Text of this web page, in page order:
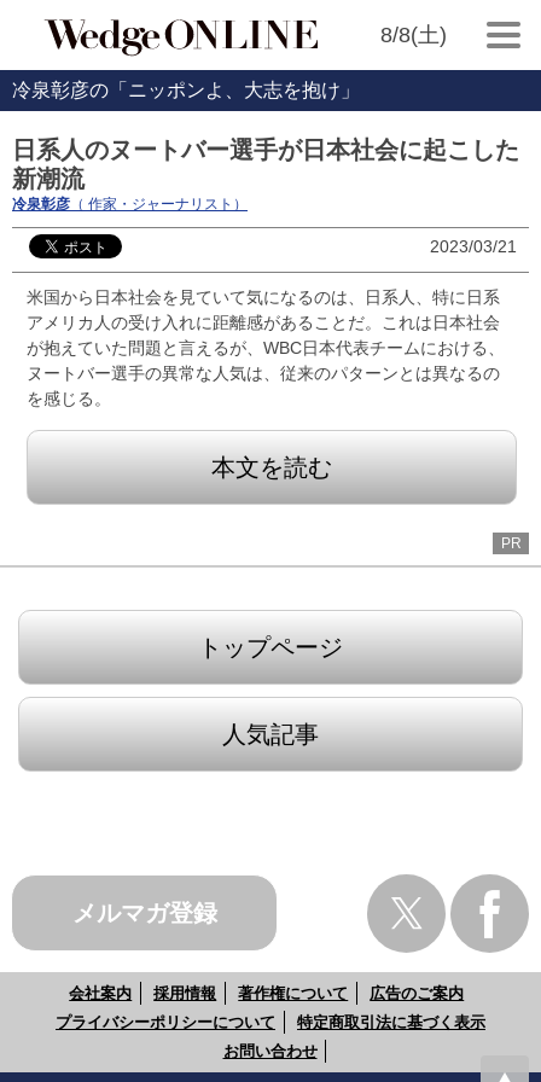
8/8(土)
冷泉彰彦の「ニッポンよ、大志を抱け」
日系人のヌートバー選手が日本社会に起こした
新潮流
冷泉彰彦 （ 作家・ジャーナリスト）
2023/03/21
米国から日本社会を見ていて気になるのは、日系人、特に日系
アメリカ人の受け入れに距離感があることだ。これは日本社会
が抱えていた問題と言えるが、WBC日本代表チームにおける、
ヌートバー選手の異常な人気は、従来のパターンとは異なるの
を感じる。
本文を読む
PR
トップページ
人気記事
メルマガ登録
会社案内 採用情報 著作権について
広告のご案内
プライバシーポリシーについて
特定商取引法に基づく表示
お問い合わせ